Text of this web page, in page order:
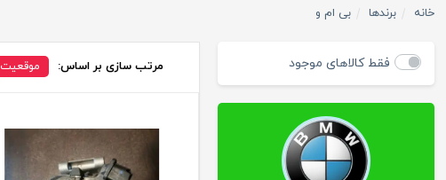
خانه برندها بی ام و
مرتب سازی بر اساس: موقعیت فقط کالاهای موجود